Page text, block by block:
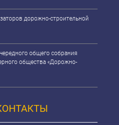
дорожно-строительной
общего собрания
общества «Дорожно-